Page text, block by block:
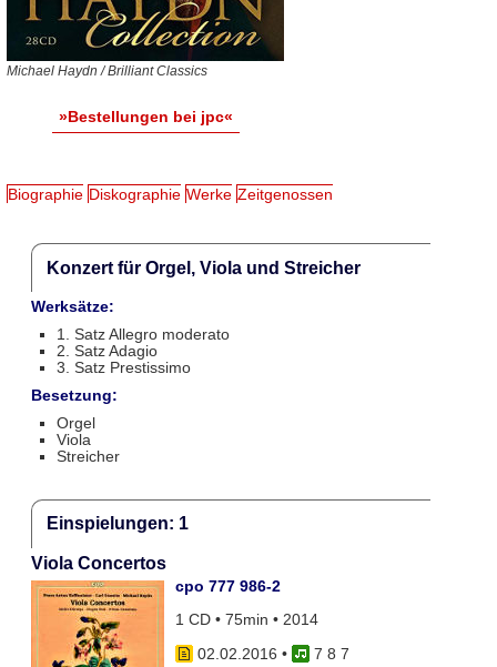
Michael Haydn / Brilliant Classics
»Bestellungen bei jpc«
Biographie Diskographie Werke Zeitgenossen
Konzert für Orgel, Viola und Streicher
Werksätze:
1. Satz Allegro moderato
2. Satz Adagio
3. Satz Prestissimo
Besetzung:
Orgel
Viola
Streicher
Einspielungen: 1
Viola Concertos
cpo 777 986-2
1 CD • 75min • 2014
02.02.2016 •
7 8 7